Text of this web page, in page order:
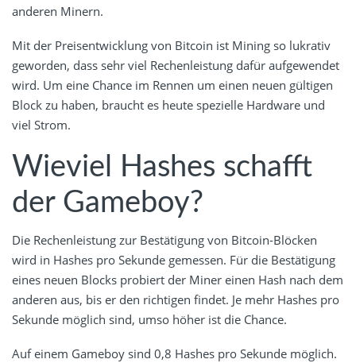
anderen Minern.
Mit der Preisentwicklung von Bitcoin ist Mining so lukrativ
geworden, dass sehr viel Rechenleistung dafür aufgewendet
wird. Um eine Chance im Rennen um einen neuen gültigen
Block zu haben, braucht es heute spezielle Hardware und
viel Strom.
Wieviel Hashes schafft
der Gameboy?
Die Rechenleistung zur Bestätigung von Bitcoin-Blöcken
wird in Hashes pro Sekunde gemessen. Für die Bestätigung
eines neuen Blocks probiert der Miner einen Hash nach dem
anderen aus, bis er den richtigen findet. Je mehr Hashes pro
Sekunde möglich sind, umso höher ist die Chance.
Auf einem Gameboy sind 0,8 Hashes pro Sekunde möglich.